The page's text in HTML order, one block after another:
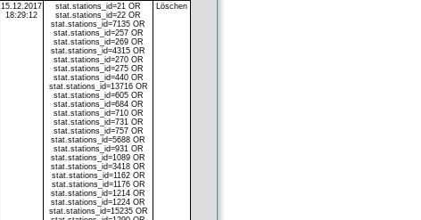
15.12.2017
18:29:12
stat.stations_id=21 OR
stat.stations_id=22 OR
stat.stations_id=7135 OR
stat.stations_id=257 OR
stat.stations_id=269 OR
stat.stations_id=4315 OR
stat.stations_id=270 OR
stat.stations_id=275 OR
stat.stations_id=440 OR
stat.stations_id=13716 OR
stat.stations_id=605 OR
stat.stations_id=684 OR
stat.stations_id=710 OR
stat.stations_id=731 OR
stat.stations_id=757 OR
stat.stations_id=5688 OR
stat.stations_id=931 OR
stat.stations_id=1089 OR
stat.stations_id=3418 OR
stat.stations_id=1162 OR
stat.stations_id=1176 OR
stat.stations_id=1214 OR
stat.stations_id=1224 OR
stat.stations_id=15235 OR
Löschen